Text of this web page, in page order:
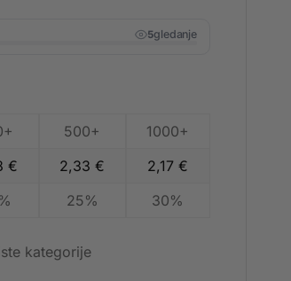
5gledanje
500+
1000+
€ 2,33€ 2,17€
25% 30%
kategorije